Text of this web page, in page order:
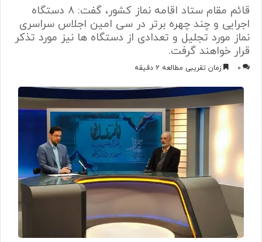
قائم مقام ستاد اقامه نماز کشور، گفت: ۸ دستگاه
اجرایی و چند چهره برتر در سی امین اجلاس سراسری
نماز مورد تجلیل و تعدادی از دستگاه ها نیز مورد تذکر
قرار خواهند گرفت.
0 زمان تقریبی مطالعه 2 دقیقه